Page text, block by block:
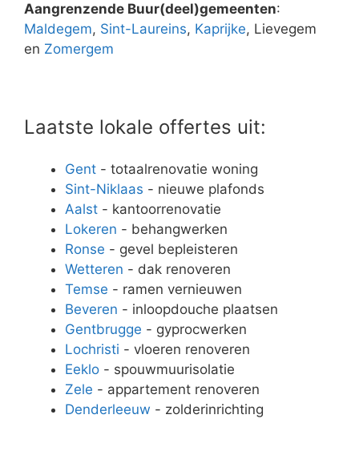
Aangrenzende Buur(deel)gemeenten:
Maldegem, Sint-Laureins, Kaprijke, Lievegem
en Zomergem
Laatste lokale offertes uit:
Gent - totaalrenovatie woning
Sint-Niklaas - nieuwe plafonds
Aalst - kantoorrenovatie
Lokeren - behangwerken
Ronse - gevel bepleisteren
Wetteren - dak renoveren
Temse - ramen vernieuwen
Beveren - inloopdouche plaatsen
Gentbrugge - gyprocwerken
Lochristi - vloeren renoveren
Eeklo - spouwmuurisolatie
Zele - appartement renoveren
Denderleeuw - zolderinrichting